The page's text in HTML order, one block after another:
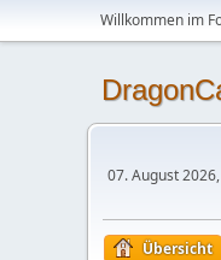
Willkommen im
07. August
Übersicht